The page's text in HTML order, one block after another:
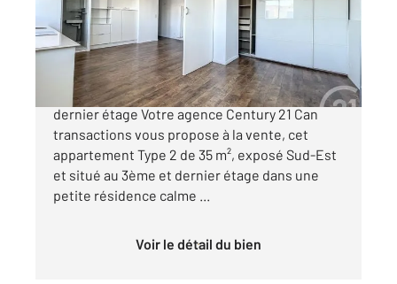
Appartement T2 à vendre
149 000 €
MARSEILLE 8ème Bonneveine - Type 2 en
dernier étage Votre agence Century 21 Can
transactions vous propose à la vente, cet
appartement Type 2 de 35 m², exposé Sud-Est
et situé au 3ème et dernier étage dans une
petite résidence calme ...
Voir le détail du bien